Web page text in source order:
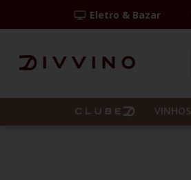
Eletro & Bazar
VINHOS